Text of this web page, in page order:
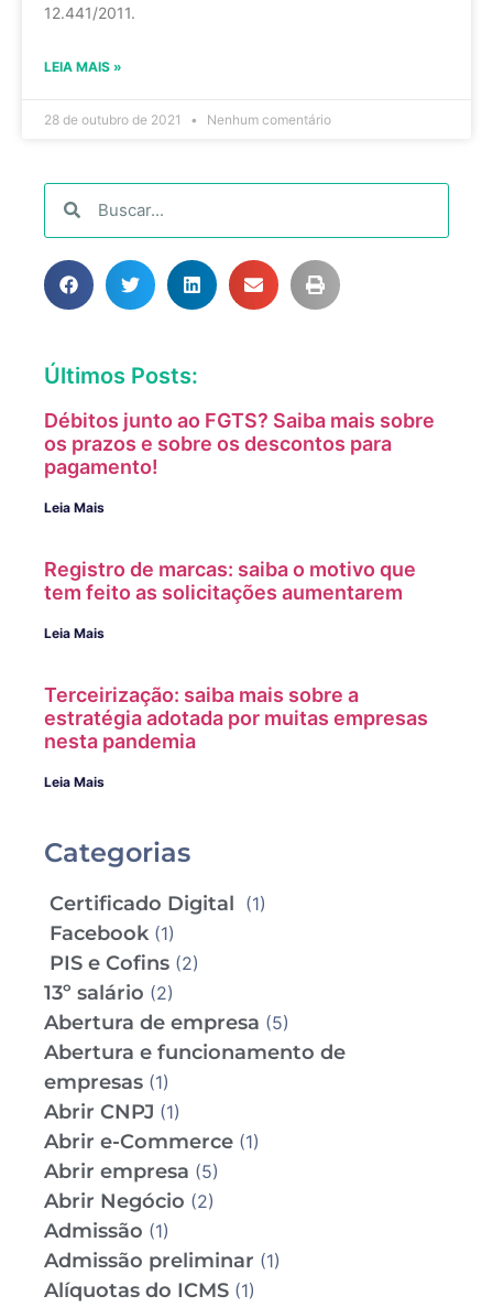
12.441/2011.
LEIA MAIS »
28 de outubro de 2021 Nenhum comentário
Últimos Posts:
Débitos junto ao FGTS? Saiba mais sobre
os prazos e sobre os descontos para
pagamento!
Leia Mais
Registro de marcas: saiba o motivo que
tem feito as solicitações aumentarem
Leia Mais
Terceirização: saiba mais sobre a
estratégia adotada por muitas empresas
nesta pandemia
Leia Mais
Categorias
Certificado Digital (1)
Facebook(1)
PIS e Cofins (2)
13º salário (2)
Abertura de empresa (5)
Abertura e funcionamento de
empresas (1)
Abrir CNPJ (1)
Abrir e-Commerce (1)
Abrir empresa (5)
Abrir Negócio (2)
Admissão (1)
Admissão preliminar (1)
Alíquotas do ICMS (1)